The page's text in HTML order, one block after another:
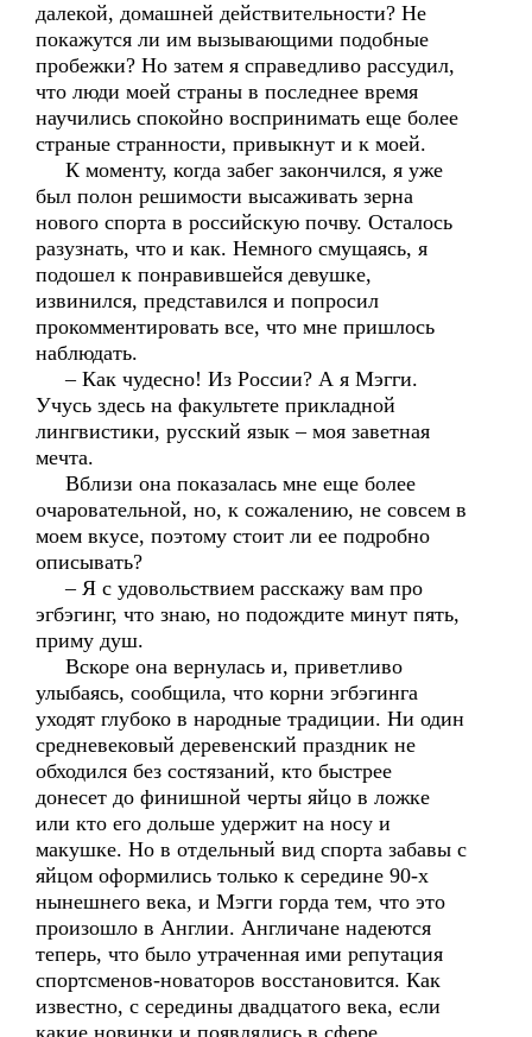
далекой, домашней действительности? Не
покажутся ли им вызывающими подобные
пробежки? Но затем я справедливо рассудил,
что люди моей страны в последнее время
научились спокойно воспринимать еще более
страные странности, привыкнут и к моей.
К моменту, когда забег закончился, я уже
был полон решимости высаживать зерна
нового спорта в российскую почву. Осталось
разузнать, что и как. Немного смущаясь, я
подошел к понравившейся девушке,
извинился, представился и попросил
прокомментировать все, что мне пришлось
наблюдать.
– Как чудесно! Из России? А я Мэгги.
Учусь здесь на факультете прикладной
лингвистики, русский язык – моя заветная
мечта.
Вблизи она показалась мне еще более
очаровательной, но, к сожалению, не совсем в
моем вкусе, поэтому стоит ли ее подробно
описывать?
– Я с удовольствием расскажу вам про
эгбэгинг, что знаю, но подождите минут пять,
приму душ.
Вскоре она вернулась и, приветливо
улыбаясь, сообщила, что корни эгбэгинга
уходят глубоко в народные традиции. Ни один
средневековый деревенский праздник не
обходился без состязаний, кто быстрее
донесет до финишной черты яйцо в ложке
или кто его дольше удержит на носу и
макушке. Но в отдельный вид спорта забавы с
яйцом оформились только к середине 90-х
нынешнего века, и Мэгги горда тем, что это
произошло в Англии. Англичане надеются
теперь, что было утраченная ими репутация
спортсменов-новаторов восстановится. Как
известно, с середины двадцатого века, если
какие новинки и появлялись в сфере